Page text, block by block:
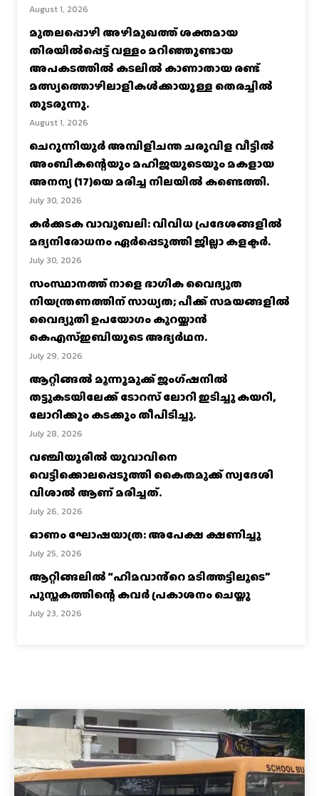
August 1, 2026
മുതലപ്പൊഴി അഴിമുഖത്ത് ശക്തമായ
തിരയിൽപ്പെട്ട് വള്ളം മറിഞ്ഞുണ്ടായ
അപകടത്തിൽ കടലിൽ കാണാതായ രണ്ട്
മത്സ്യത്തൊഴിലാളികൾക്കായുള്ള തെരച്ചിൽ
തുടരുന്നു.
August 1, 2026
ചെറുന്നിയൂർ അമ്പിളിചന്ത ചരുവിള വീട്ടിൽ
അംബികന്റെയും മഹിജയുടെയും മകളായ
അനന്യ (17)യെ മരിച്ച നിലയിൽ കണ്ടെത്തി.
July 30, 2026
കര്‍ക്കടക വാവുബലി: വിവിധ പ്രദേശങ്ങളില്‍
മദ്യനിരോധനം ഏര്‍പ്പെടുത്തി ജില്ലാ കളക്ടര്‍.
July 30, 2026
സംസ്ഥാനത്ത് നാളെ ഭാഗിക വൈദ്യുത
നിയന്ത്രണത്തിന് സാധ്യത; പീക്ക് സമയങ്ങളില്‍
വൈദ്യുതി ഉപയോഗം കുറയ്ക്കാൻ
കെഎസ്‌ഇബിയുടെ അഭ്യര്‍ഥന.
July 29, 2026
ആറ്റിങ്ങൽ മൂന്നുമുക്ക് ജംഗ്ഷനിൽ
തട്ടുകടയിലേക്ക് ടോറസ് ലോറി ഇടിച്ചു കയറി,
ലോറിക്കും കടക്കും തീപിടിച്ചു.
July 28, 2026
വഞ്ചിയൂരില്‍ യുവാവിനെ
വെട്ടിക്കൊലപ്പെടുത്തി കൈതമുക്ക് സ്വദേശി
വിശാല്‍ ആണ് മരിച്ചത്.
July 26, 2026
ഓണം ഘോഷയാത്ര: അപേക്ഷ ക്ഷണിച്ചു
July 25, 2026
ആറ്റിങ്ങലിൽ “ഹിമവാൻ്റെ മടിത്തട്ടിലൂടെ”
പുസ്തകത്തിന്റെ കവർ പ്രകാശനം ചെയ്തു
July 23, 2026